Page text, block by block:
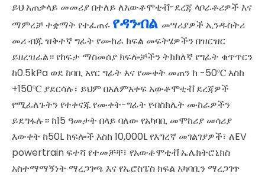
ይህ አጠቃላይ መመሪያ በተለይ ለአውቶሞቲቭ-ደረጃ ላቦራቶሪዎች እና
ማምረቻ ተቋማት የተፈጠሩ የዳንብል መሣሪያዎች ኢንዱስትሪ
መሪ ብጁ ዝቅተኛ ግፊት የሙከራ ክፍል መፍትሄዎችን በዝርዝር
ይዘረዝራል። የከፍታ ማስመሰያ ክፍሎቻችን ትክክለኛ የግፊት ቁጥጥርን
ከ0.5kPa ወደ ከባቢ አየር ግፊት እና የሙቀት መጠን ከ -50℃ እስከ
+150℃ ያደርሳሉ፣ ይህም በአለምአቀፍ አውቶሞቲቭ ደረጃዎች
የሚፈለጉትን የተቀናጁ የሙቀት-ግፊት የብስክሌት ሙከራዎችን
ይደግፋሉ። ከ15 ዓመታት በላይ ባለው የአካባቢ መሞከሪያ መሳሪያ
እውቀት ከ50L ክፍሎች እስከ 10,000L የእግረኛ መገልገያዎች፣ ለEV
powertrain ፍተሻ የተመቻቸ፣ የአውቶሞቲቭ ኤሌክትሮኒክስ
አስተማማኝነት ማረጋገጫ እና የኤሮስፔስ ክፍል አካባቢን ማረጋገጥ